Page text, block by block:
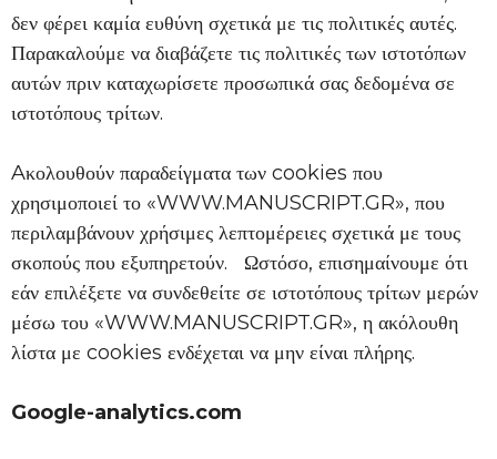
δεν φέρει καμία ευθύνη σχετικά με τις πολιτικές αυτές.
Παρακαλούμε να διαβάζετε τις πολιτικές των ιστοτόπων
αυτών πριν καταχωρίσετε προσωπικά σας δεδομένα σε
ιστοτόπους τρίτων.
Aκολουθούν παραδείγματα των cookies που
χρησιμοποιεί το «WWW.MANUSCRIPT.GR», που
περιλαμβάνουν χρήσιμες λεπτομέρειες σχετικά με τους
σκοπούς που εξυπηρετούν. Ωστόσο, επισημαίνουμε ότι
εάν επιλέξετε να συνδεθείτε σε ιστοτόπους τρίτων μερών
μέσω του «WWW.MANUSCRIPT.GR», η ακόλουθη
λίστα με cookies ενδέχεται να μην είναι πλήρης.
Google-analytics.com